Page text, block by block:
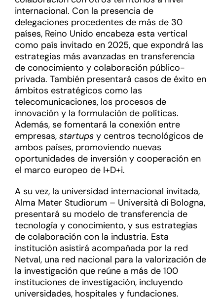
internacional. Con la presencia de
delegaciones procedentes de más de 30
países, Reino Unido encabeza esta vertical
como país invitado en 2025, que expondrá las
estrategias más avanzadas en transferencia
de conocimiento y colaboración público-
privada. También presentará casos de éxito en
ámbitos estratégicos como las
telecomunicaciones, los procesos de
innovación y la formulación de políticas.
Además, se fomentará la conexión entre
empresas, startups y centros tecnológicos de
ambos países, promoviendo nuevas
oportunidades de inversión y cooperación en
el marco europeo de I+D+i.
A su vez, la universidad internacional invitada,
Alma Mater Studiorum – Università di Bologna,
presentará su modelo de transferencia de
tecnología y conocimiento, y sus estrategias
de colaboración con la industria. Esta
institución asistirá acompañada por la red
Netval, una red nacional para la valorización de
la investigación que reúne a más de 100
instituciones de investigación, incluyendo
universidades, hospitales y fundaciones.